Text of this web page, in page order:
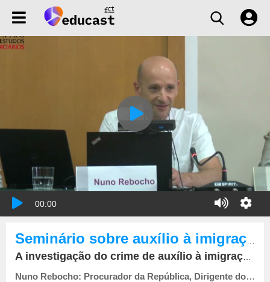
00:00
A investigação do crime de auxílio à imigração ilegal e atividades criminais conexas: entre a obtenção de prova e a proteção da vítima
Nuno Rebocho: Procurador da República, Dirigente do DIAP Regional de Évora